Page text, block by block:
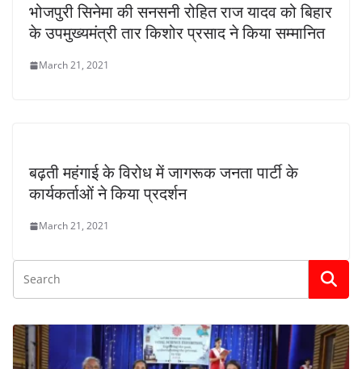
भोजपुरी सिनेमा की सनसनी रोहित राज यादव को बिहार
के उपमुख्यमंत्री तार किशोर प्रसाद ने किया सम्मानित
March 21, 2021
बढ़ती महंगाई के विरोध में जागरूक जनता पार्टी के
कार्यकर्ताओं ने किया प्रदर्शन
March 21, 2021